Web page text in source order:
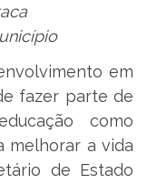
em
fazer parte de
como
melhorar a vida
de Estado